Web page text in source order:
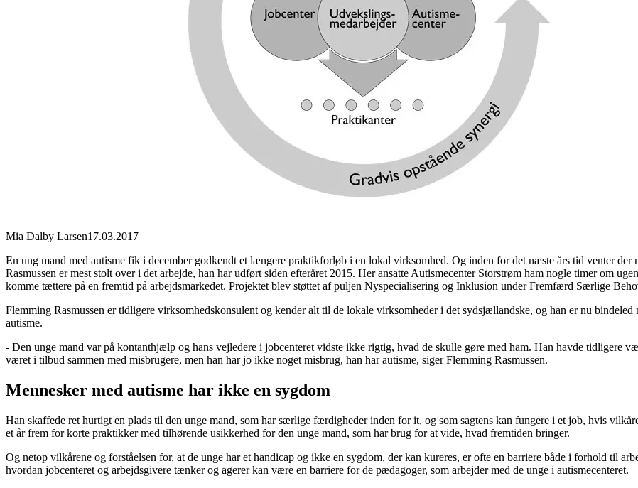
Mia Dalby Larsen17.03.2017
En ung mand med autisme fik i december godkendt et længere praktikforløb i en lokal virksomhed. Og inden for det næste års tid venter der
Rasmussen er mest stolt over i det arbejde, han har udført siden efteråret 2015. Her ansatte Autismecenter Storstrøm ham nogle timer om
komme tættere på en fremtid på arbejdsmarkedet. Projektet blev støttet af puljen Nyspecialisering og Inklusion under Fremfærd Særlige
Flemming Rasmussen er tidligere virksomhedskonsulent og kender alt til de lokale virksomheder i det sydsjællandske, og han er nu bindeled
autisme.
- Den unge mand var på kontanthjælp og hans vejledere i jobcenteret vidste ikke rigtig, hvad de skulle gøre med ham. Han havde tidligere
været i tilbud sammen med misbrugere, men han har jo ikke noget misbrug, han har autisme, siger Flemming Rasmussen.
Mennesker med autisme har ikke en sygdom
Han skaffede ret hurtigt en plads til den unge mand, som har særlige færdigheder inden for it, og som sagtens kan fungere i et job, hvis
et år frem for korte praktikker med tilhørende usikkerhed for den unge mand, som har brug for at vide, hvad fremtiden bringer.
Og netop vilkårene og forståelsen for, at de unge har et handicap og ikke en sygdom, der kan kureres, er ofte en barriere både i forhold til
hvordan jobcenteret og arbejdsgivere tænker og agerer kan være en barriere for de pædagoger, som arbejder med de unge i autismecenteret.